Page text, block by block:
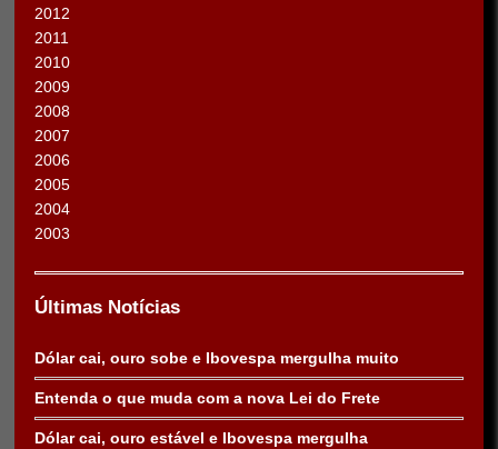
2012
2011
2010
2009
2008
2007
2006
2005
2004
2003
Últimas Notícias
Dólar cai, ouro sobe e Ibovespa mergulha muito
Entenda o que muda com a nova Lei do Frete
Dólar cai, ouro estável e Ibovespa mergulha